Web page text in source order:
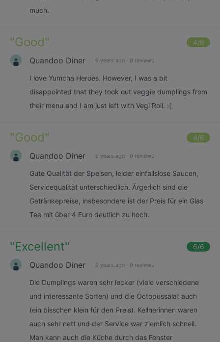
much.
"Good" 4/6
Quandoo Diner 9 years ago · 0 reviews
I love Yumcha Heroes. However, I was a bit
disappointed that they took out veggie dumplings from
their menu and I am just left with Vegi Roll. :(
"Good" 4/6
Quandoo Diner 9 years ago · 0 reviews
Gute Qualität der Speisen, leider einfallslose Saucen,
Servicequalität unterschiedlich. Ärgerlich sind die
Getränkepreise, insbesondere ist der Preis für ein Glas
Tee mit über 4 Euro deutlich zu hoch.
"Excellent" 6/6
Quandoo Diner 9 years ago · 0 reviews
Die Dumplings waren sehr lecker (viele verschiedene
und interessante Sorten) und die Octopussalat auch
(ein bisschen klein für den Preis). Kellnerinnen waren
auch sehr nett und der Service war ziemlich schnell.
Man kann auch die Küche durch das Fenster